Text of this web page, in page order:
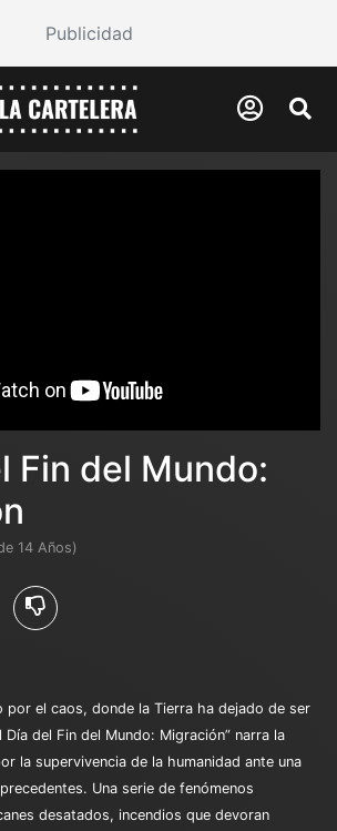
Publicidad
Fin del Mundo:
14 Años)
por el caos, donde la Tierra ha dejado de ser
Día del Fin del Mundo: Migración” narra la
la supervivencia de la humanidad ante una
Una serie de fenómenos
desatados, incendios que devoran